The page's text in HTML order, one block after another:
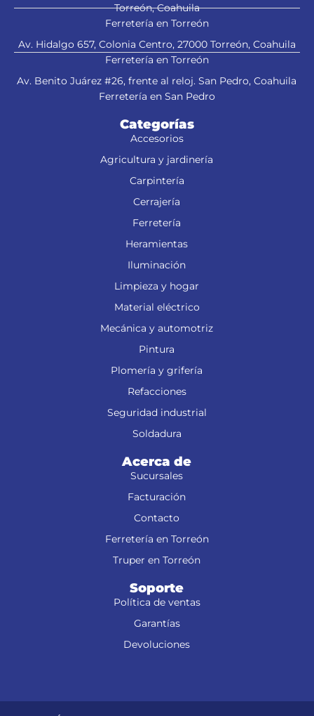
Torreón, Coahuila
Ferretería en Torreón
Av. Hidalgo 657, Colonia Centro, 27000 Torreón, Coahuila
Ferretería en Torreón
Av. Benito Juárez #26, frente al reloj. San Pedro, Coahuila
Ferretería en San Pedro
Categorías
Accesorios
Agricultura y jardinería
Carpintería
Cerrajería
Ferretería
Heramientas
Iluminación
Limpieza y hogar
Material eléctrico
Mecánica y automotriz
Pintura
Plomería y grifería
Refacciones
Seguridad industrial
Soldadura
Acerca de
Sucursales
Facturación
Contacto
Ferretería en Torreón
Truper en Torreón
Soporte
Política de ventas
Garantías
Devoluciones